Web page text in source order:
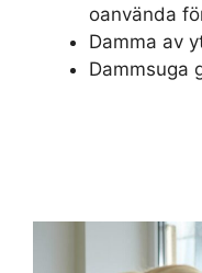
oanvända
Damma av
Dammsuga